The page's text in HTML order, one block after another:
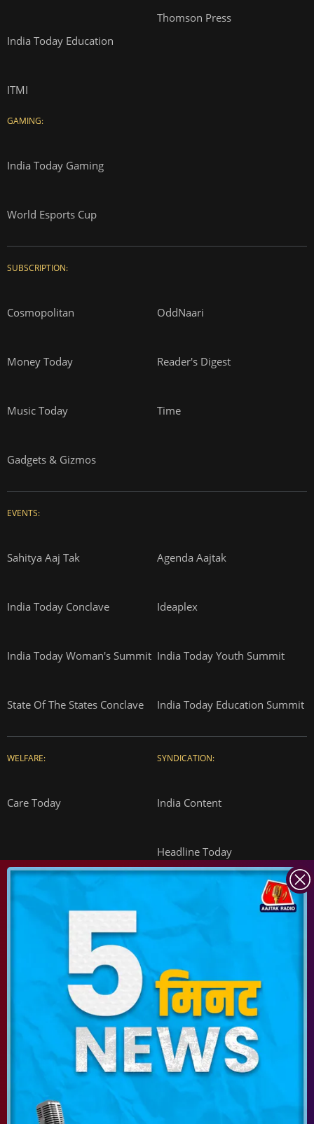
India Today Education
ITMI
GAMING:
India Today Gaming
World Esports Cup
Thomson Press
SUBSCRIPTION:
Cosmopolitan OddNaari
Money Today Reader's Digest
Music Today Time
Gadgets & Gizmos
EVENTS:
Sahitya Aaj Tak Agenda Aajtak
India Today Conclave Ideaplex
India Today Woman's Summit India Today Youth Summit
State Of The States Conclave India Today Education Summit
WELFARE:
Care Today
SYNDICATION:
India Content
Headline Today
DOWNLOAD APP